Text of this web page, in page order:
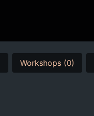
Workshops (0)